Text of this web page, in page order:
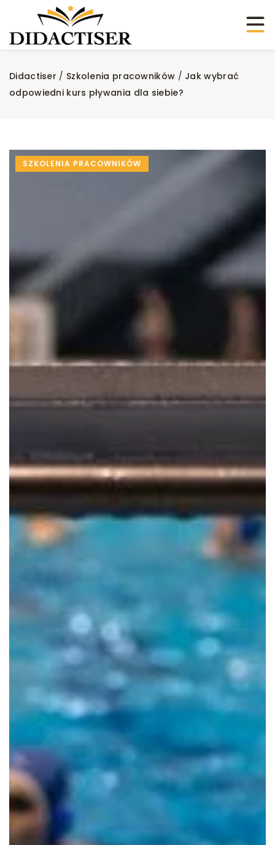
Didactiser / Szkolenia pracowników / Jak wybrać
odpowiedni kurs pływania dla siebie?
SZKOLENIA PRACOWNIKÓW